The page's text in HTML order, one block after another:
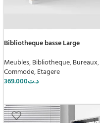
Bibliotheque basse Large
Meubles,Bibliotheque,Bureaux,
Commode,Etagere
د.ت369.000